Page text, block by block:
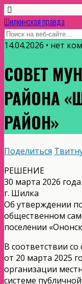
Шилкинская правда
14.04.2026 • нет
СОВЕТ
РАЙОНА
РАЙОН»
Поделиться
РЕШЕНИЕ
30 марта 2026
г. Шилка
Об утверждении
общественном
поселении
В соответствии
от 20 марта 2025
организации
системе